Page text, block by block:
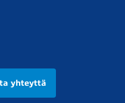
yhteyttä